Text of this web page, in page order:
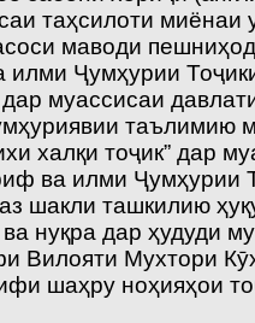
таҳсилоти
маводи
Ҷумҳурии
муассисаи
халқи тоҷик” дар
ва илми Ҷумҳурии
шакли ташкилию
нуқра дар ҳудуди
Вилояти Мухтори
шаҳру ноҳияҳои